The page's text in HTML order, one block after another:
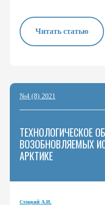
Читать статью
№4 (8) 2021
ТЕХНОЛОГИЧЕСКОЕ
ВОЗОБНОВЛЯЕМЫХ
АРКТИКЕ
Стоцкий А.И.